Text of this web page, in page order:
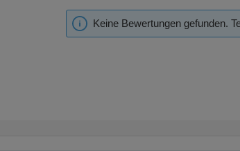
Keine Bewertungen gefunden.